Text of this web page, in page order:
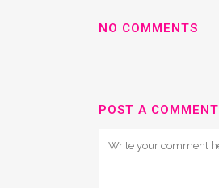
NO COMMENTS
POST A COMMENT